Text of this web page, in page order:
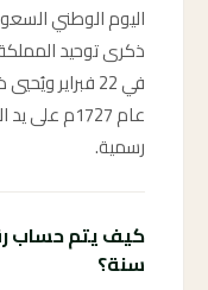
في 22 فبراير
عام 1727م
رسمية.
كيف يتم حساب
سنة؟